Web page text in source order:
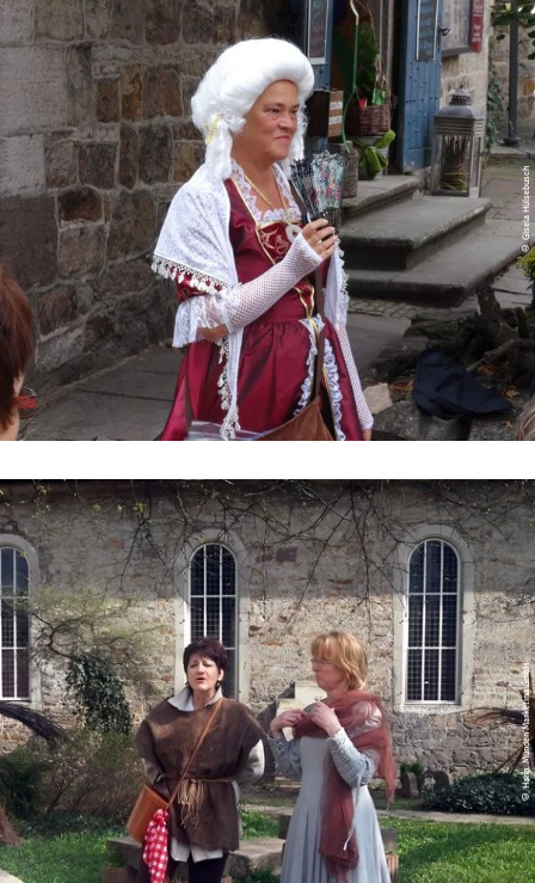
© Gisela Hülsebusch
© Hann. Münden Marketing GmbH